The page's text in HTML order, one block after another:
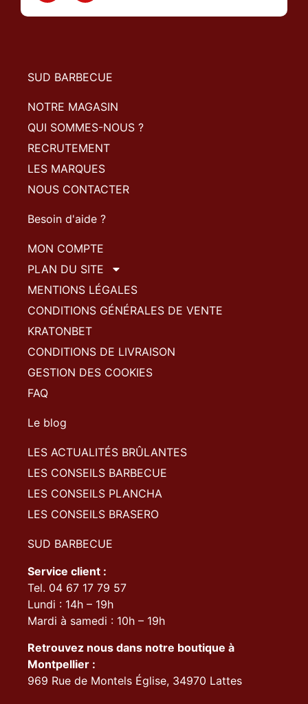
SUD BARBECUE
NOTRE MAGASIN
QUI SOMMES-NOUS ?
RECRUTEMENT
LES MARQUES
NOUS CONTACTER
Besoin d'aide ?
MON COMPTE
PLAN DU SITE
MENTIONS LÉGALES
CONDITIONS GÉNÉRALES DE VENTE
KRATONBET
CONDITIONS DE LIVRAISON
GESTION DES COOKIES
FAQ
Le blog
LES ACTUALITÉS BRÛLANTES
LES CONSEILS BARBECUE
LES CONSEILS PLANCHA
LES CONSEILS BRASERO
SUD BARBECUE
Service client :
Tel. 04 67 17 79 57
Lundi : 14h – 19h
Mardi à samedi : 10h – 19h
Retrouvez nous dans notre boutique à
Montpellier :
969 Rue de Montels Église, 34970 Lattes